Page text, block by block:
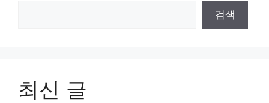
검색
최신 글